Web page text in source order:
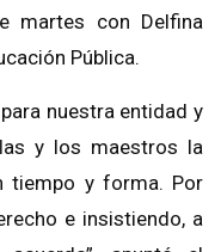
martes con Delfina
Pública.
nuestra entidad y
y los maestros la
tiempo y forma. Por
e insistiendo, a